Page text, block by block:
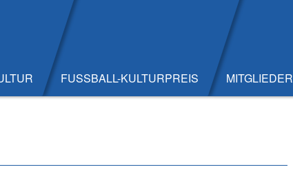
FUSSBALL-KULTURPREIS MITGLIEDER